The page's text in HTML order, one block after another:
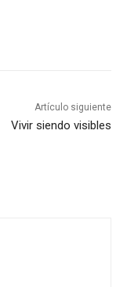
Artículo siguiente
Vivir siendo visibles